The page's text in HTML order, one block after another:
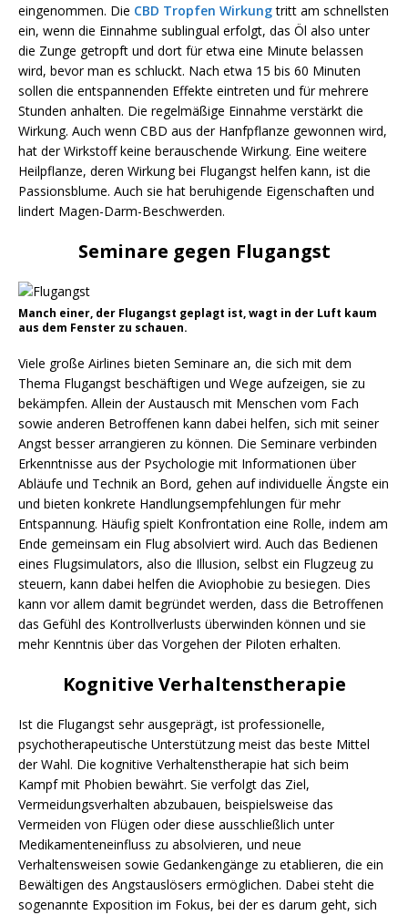
eingenommen. Die CBD Tropfen Wirkungtritt am schnellsten
ein, wenn die Einnahme sublingual erfolgt, das Öl also unter
die Zunge getropft und dort für etwa eine Minute belassen
wird, bevor man es schluckt. Nach etwa 15 bis 60 Minuten
sollen die entspannenden Effekte eintreten und für mehrere
Stunden anhalten. Die regelmäßige Einnahme verstärkt die
Wirkung. Auch wenn CBD aus der Hanfpflanze gewonnen wird,
hat der Wirkstoff keine berauschende Wirkung. Eine weitere
Heilpflanze, deren Wirkung bei Flugangst helfen kann, ist die
Passionsblume. Auch sie hat beruhigende Eigenschaften und
lindert Magen-Darm-Beschwerden.
Seminare gegen Flugangst
Manch einer, der Flugangst geplagt ist, wagt in der Luft kaum
aus dem Fenster zu schauen.
Viele große Airlines bieten Seminare an, die sich mit dem
Thema Flugangst beschäftigen und Wege aufzeigen, sie zu
bekämpfen. Allein der Austausch mit Menschen vom Fach
sowie anderen Betroffenen kann dabei helfen, sich mit seiner
Angst besser arrangieren zu können. Die Seminare verbinden
Erkenntnisse aus der Psychologie mit Informationen über
Abläufe und Technik an Bord, gehen auf individuelle Ängste ein
und bieten konkrete Handlungsempfehlungen für mehr
Entspannung. Häufig spielt Konfrontation eine Rolle, indem am
Ende gemeinsam ein Flug absolviert wird. Auch das Bedienen
eines Flugsimulators, also die Illusion, selbst ein Flugzeug zu
steuern, kann dabei helfen die Aviophobie zu besiegen. Dies
kann vor allem damit begründet werden, dass die Betroffenen
das Gefühl des Kontrollverlusts überwinden können und sie
mehr Kenntnis über das Vorgehen der Piloten erhalten.
Kognitive Verhaltenstherapie
Ist die Flugangst sehr ausgeprägt, ist professionelle,
psychotherapeutische Unterstützung meist das beste Mittel
der Wahl. Die kognitive Verhaltenstherapie hat sich beim
Kampf mit Phobien bewährt. Sie verfolgt das Ziel,
Vermeidungsverhalten abzubauen, beispielsweise das
Vermeiden von Flügen oder diese ausschließlich unter
Medikamenteneinfluss zu absolvieren, und neue
Verhaltensweisen sowie Gedankengänge zu etablieren, die ein
Bewältigen des Angstauslösers ermöglichen. Dabei steht die
sogenannte Exposition im Fokus, bei der es darum geht, sich